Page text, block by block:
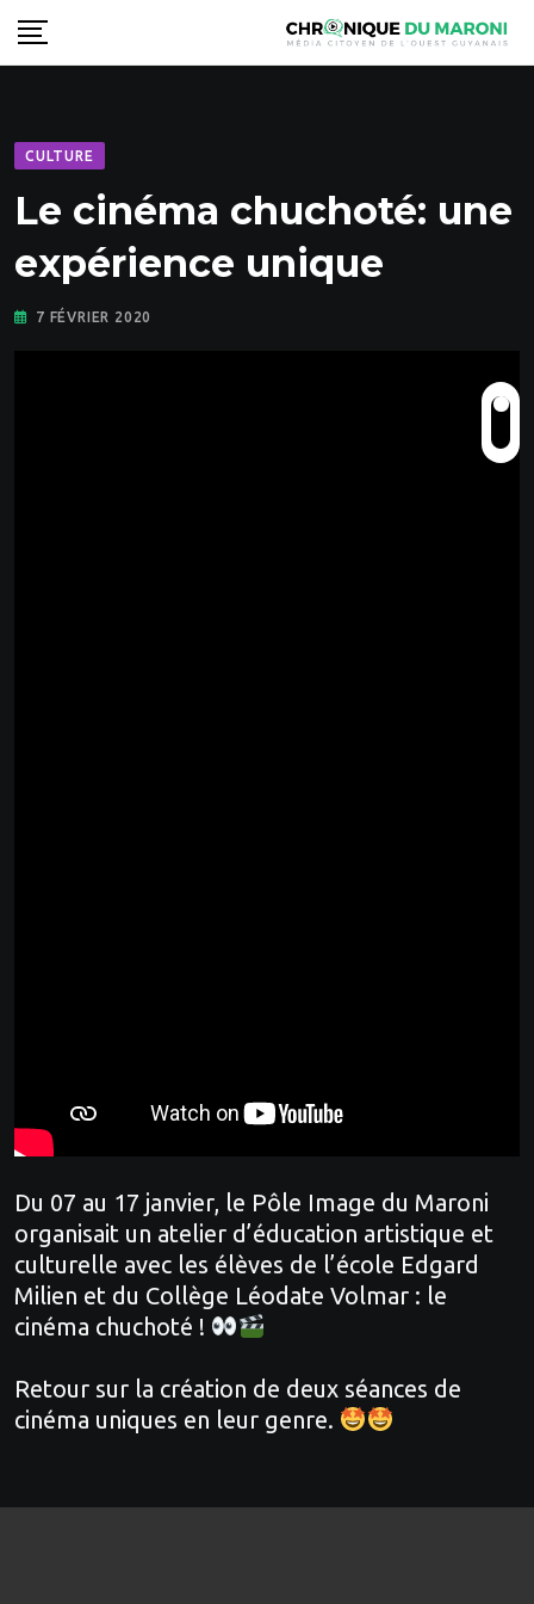
Skip
to
CULTURE
Le cinéma chuchoté: une
expérience unique
7 FÉVRIER 2020
Du 07 au 17 janvier, le Pôle Image du Maroni
organisait un atelier d’éducation artistique et
culturelle avec les élèves de l’école Edgard
Milien et du Collège Léodate Volmar : le
cinéma chuchoté !
Retour sur la création de deux séances de
cinéma uniques en leur genre.